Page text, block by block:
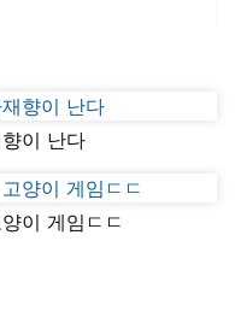
이 난다
이 게임ㄷㄷ